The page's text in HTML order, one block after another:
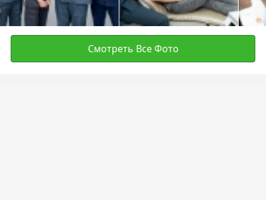
Смотреть Все Фото